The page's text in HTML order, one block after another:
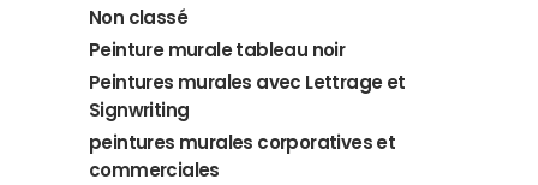
Non classé
Peinture murale tableau noir
Peintures murales avec Lettrage et
Signwriting
peintures murales corporatives et
commerciales